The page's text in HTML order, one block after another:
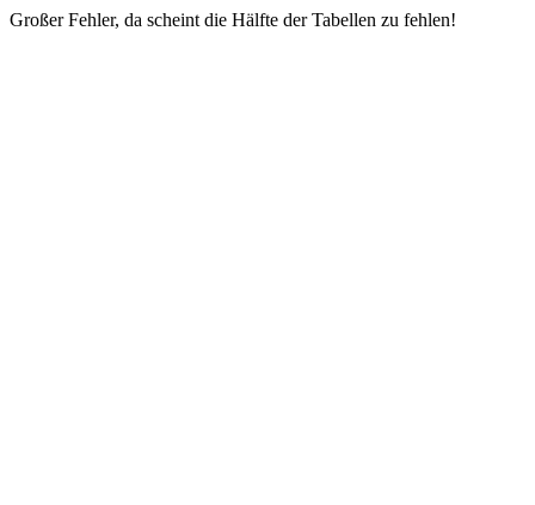
Großer Fehler, da scheint die Hälfte der Tabellen zu fehlen!